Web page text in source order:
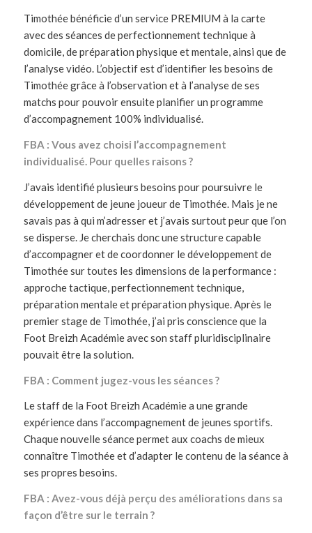
Timothée bénéficie d’un service PREMIUM à la carte
avec des séances de perfectionnement technique à
domicile, de préparation physique et mentale, ainsi que de
l’analyse vidéo. L’objectif est d’identifier les besoins de
Timothée grâce à l’observation et à l’analyse de ses
matchs pour pouvoir ensuite planifier un programme
d’accompagnement 100% individualisé.
FBA : Vous avez choisi l’accompagnement
individualisé. Pour quelles raisons ?
J’avais identifié plusieurs besoins pour poursuivre le
développement de jeune joueur de Timothée. Mais je ne
savais pas à qui m’adresser et j’avais surtout peur que l’on
se disperse. Je cherchais donc une structure capable
d’accompagner et de coordonner le développement de
Timothée sur toutes les dimensions de la performance :
approche tactique, perfectionnement technique,
préparation mentale et préparation physique. Après le
premier stage de Timothée, j’ai pris conscience que la
Foot Breizh Académie avec son staff pluridisciplinaire
pouvait être la solution.
FBA : Comment jugez-vous les séances ?
Le staff de la Foot Breizh Académie a une grande
expérience dans l’accompagnement de jeunes sportifs.
Chaque nouvelle séance permet aux coachs de mieux
connaître Timothée et d’adapter le contenu de la séance à
ses propres besoins.
FBA : Avez-vous déjà perçu des améliorations dans sa
façon d’être sur le terrain ?